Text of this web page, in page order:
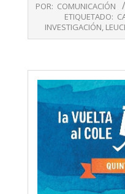
10-
POR: COMUNICACIÓN
ETIQUETADO:
INVESTIGACIÓN,